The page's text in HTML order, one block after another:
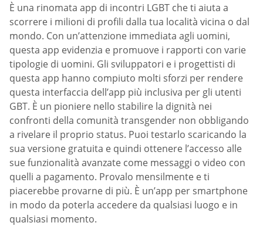
È una rinomata app di incontri LGBT che ti aiuta a
scorrere i milioni di profili dalla tua località vicina o dal
mondo. Con un’attenzione immediata agli uomini,
questa app evidenzia e promuove i rapporti con varie
tipologie di uomini. Gli sviluppatori e i progettisti di
questa app hanno compiuto molti sforzi per rendere
questa interfaccia dell’app più inclusiva per gli utenti
GBT. È un pioniere nello stabilire la dignità nei
confronti della comunità transgender non obbligando
a rivelare il proprio status. Puoi testarlo scaricando la
sua versione gratuita e quindi ottenere l’accesso alle
sue funzionalità avanzate come messaggi o video con
quelli a pagamento. Provalo mensilmente e ti
piacerebbe provarne di più. È un’app per smartphone
in modo da poterla accedere da qualsiasi luogo e in
qualsiasi momento.